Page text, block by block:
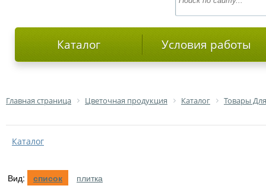
Каталог Условия работы
Главная страница Цветочная продукция Каталог Товары
Каталог
Вид: список плитка